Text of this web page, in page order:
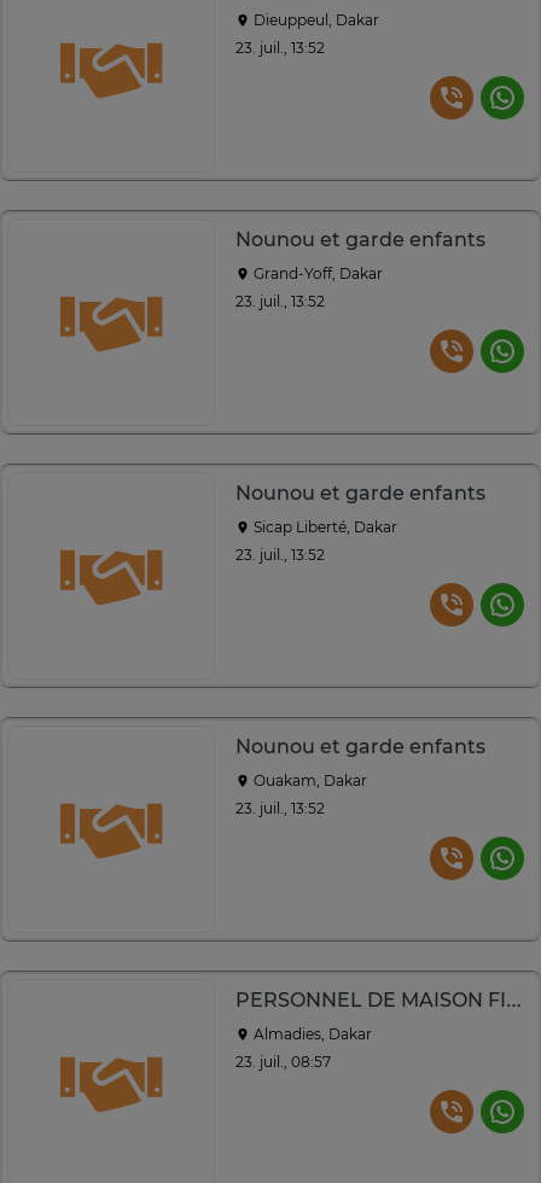
Dieuppeul, Dakar
23. juil., 13:52
Nounou et garde enfants
Grand-Yoff, Dakar
23. juil., 13:52
Nounou et garde enfants
Sicap Liberté, Dakar
23. juil., 13:52
Nounou et garde enfants
Ouakam, Dakar
23. juil., 13:52
PERSONNEL DE MAISON FIABLE À DAKAR
Almadies, Dakar
23. juil., 08:57